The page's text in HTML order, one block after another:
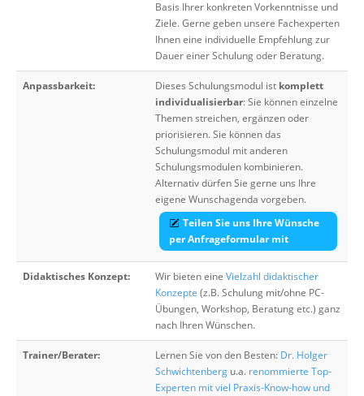
Basis Ihrer konkreten Vorkenntnisse und
Ziele. Gerne geben unsere Fachexperten
Ihnen eine individuelle Empfehlung zur
Dauer einer Schulung oder Beratung.
Anpassbarkeit: Dieses Schulungsmodul ist komplett
individualisierbar: Sie können einzelne
Themen streichen, ergänzen oder
priorisieren. Sie können das
Schulungsmodul mit anderen
Schulungsmodulen kombinieren.
Alternativ dürfen Sie gerne uns Ihre
eigene Wunschagenda vorgeben.
Teilen Sie uns Ihre Wünsche
per Anfrageformular mit
Didaktisches Konzept: Wir bieten eine Vielzahl didaktischer
Konzepte (z.B. Schulung mit/ohne PC-
Übungen, Workshop, Beratung etc.) ganz
nach Ihren Wünschen.
Trainer/Berater: Lernen Sie von den Besten: Dr. Holger
Schwichtenberg u.a. renommierte Top-
Experten mit viel Praxis-Know-how und